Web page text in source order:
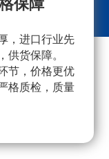
保障
，进口行业先
供货保障。
节，价格更优
格质检，质量
采